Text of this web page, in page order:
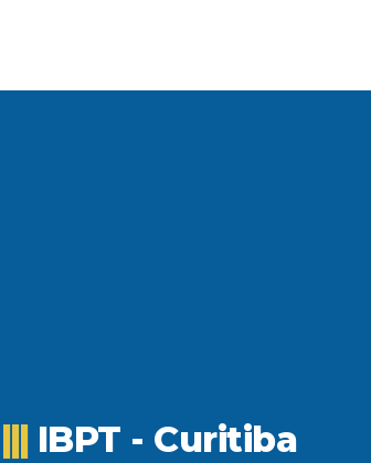
IBPT - Curitiba